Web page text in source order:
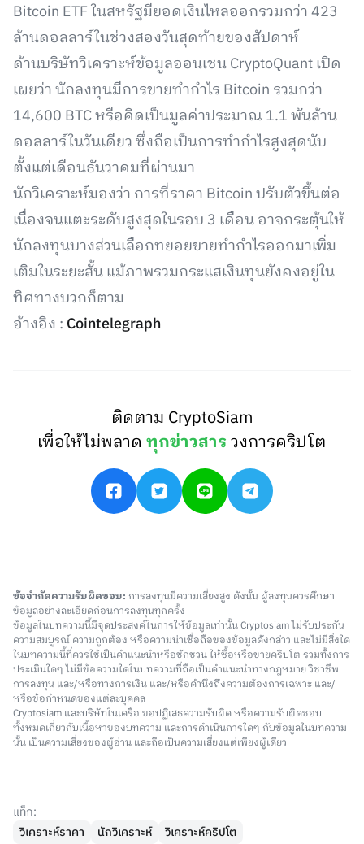
Bitcoin ETF ในสหรัฐมียอดเงินไหลออกรวมกว่า 423
ล้านดอลลาร์ในช่วงสองวันสุดท้ายของสัปดาห์
ด้านบริษัทวิเคราะห์ข้อมูลออนเชน CryptoQuant เปิด
เผยว่า นักลงทุนมีการขายทำกำไร Bitcoin รวมกว่า
14,600 BTC หรือคิดเป็นมูลค่าประมาณ 1.1 พันล้าน
ดอลลาร์ในวันเดียว ซึ่งถือเป็นการทำกำไรสูงสุดนับ
ตั้งแต่เดือนธันวาคมที่ผ่านมา
นักวิเคราะห์มองว่า การที่ราคา Bitcoin ปรับตัวขึ้นต่อ
เนื่องจนแตะระดับสูงสุดในรอบ 3 เดือน อาจกระตุ้นให้
นักลงทุนบางส่วนเลือกทยอยขายทำกำไรออกมาเพิ่ม
เติมในระยะสั้น แม้ภาพรวมกระแสเงินทุนยังคงอยู่ใน
ทิศทางบวกก็ตาม
อ้างอิง : Cointelegraph
ติดตาม CryptoSiam
เพื่อให้ไม่พลาดทุกข่าวสารวงการคริปโต
ข้อจำกัดความรับผิดชอบ: การลงทุนมีความเสี่ยงสูง ดังนั้น ผู้ลงทุนควรศึกษา
ข้อมูลอย่างละเอียดก่อนการลงทุนทุกครั้ง
ข้อมูลในบทความนี้มีจุดประสงค์ในการให้ข้อมูลเท่านั้น Cryptosiam ไม่รับประกัน
ความสมบูรณ์ ความถูกต้อง หรือความน่าเชื่อถือของข้อมูลดังกล่าว และไม่มีสิ่งใด
ในบทความนี้ที่ควรใช้เป็นคำแนะนำหรือชักชวน ให้ซื้อหรือขายคริปโต รวมทั้งการ
ประเมินใดๆ ไม่มีข้อความใดในบทความที่ถือเป็นคำแนะนำทางกฎหมาย วิชาชีพ
การลงทุน และ/หรือทางการเงิน และ/หรือคำนึงถึงความต้องการเฉพาะ และ/
หรือข้อกำหนดของแต่ละบุคคล
Cryptosiam และบริษัทในเครือ ขอปฏิเสธความรับผิด หรือความรับผิดชอบ
ทั้งหมดเกี่ยวกับเนื้อหาของบทความ และการดำเนินการใดๆ กับข้อมูลในบทความ
นั้น เป็นความเสี่ยงของผู้อ่าน และถือเป็นความเสี่ยงแต่เพียงผู้เดียว
แท็ก:
วิเคราะห์ราคา
นักวิเคราะห์
วิเคราะห์คริปโต